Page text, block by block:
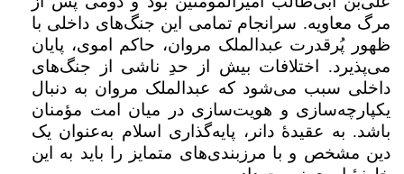
مرگ معاویه. سرانجام تمامی این جنگ‌های داخلی با
ظهور پُرقدرت عبدالملک مروان، حاکم اموی، پایان
می‌پذیرد. اختلافات بیش از حدِ ناشی‌ از جنگ‌های
داخلی سبب می‌شود که عبدالملک مروان به دنبال
یکپارچه‌سازی و هویت‌سازی در میان امت مؤمنان
باشد. به عقیدۀ دانر، پایه‌گذاری اسلام به‌عنوان یک
دین مشخص و با مرزبندی‌های متمایز را باید به این